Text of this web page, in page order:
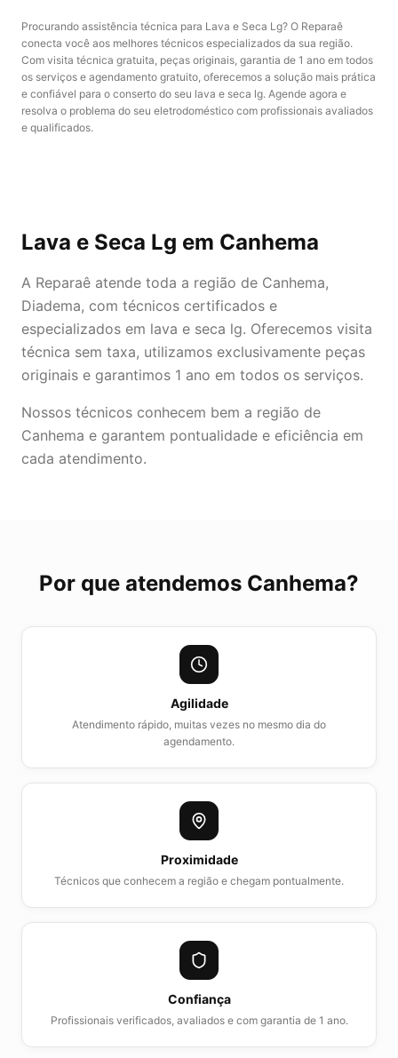
Procurando assistência técnica para Lava e Seca Lg? O Reparaê
conecta você aos melhores técnicos especializados da sua região.
Com visita técnica gratuita, peças originais, garantia de 1 ano em todos
os serviços e agendamento gratuito, oferecemos a solução mais prática
e confiável para o conserto do seu lava e seca lg. Agende agora e
resolva o problema do seu eletrodoméstico com profissionais avaliados
e qualificados.
Lava e Seca Lg em Canhema
A Reparaê atende toda a região de Canhema,
Diadema, com técnicos certificados e
especializados em lava e seca lg. Oferecemos visita
técnica sem taxa, utilizamos exclusivamente peças
originais e garantimos 1 ano em todos os serviços.
Nossos técnicos conhecem bem a região de
Canhema e garantem pontualidade e eficiência em
cada atendimento.
Por que atendemos Canhema?
Agilidade
Atendimento rápido, muitas vezes no mesmo dia do
agendamento.
Proximidade
Técnicos que conhecem a região e chegam pontualmente.
Confiança
Profissionais verificados, avaliados e com garantia de 1 ano.